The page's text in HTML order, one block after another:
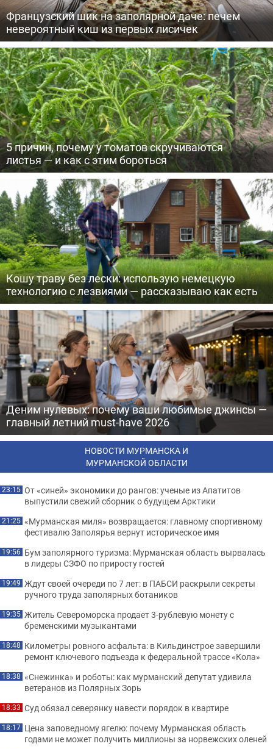
Французский шик на заполярной даче: печем
невероятный киш из первых лисичек
5 причин, почему у томатов скручиваются
листья — и как с этим бороться
Кошу траву без лески: использую немецкую
технологию с лезвиями — рассказываю как есть
Деним нулевых: почему ваши любимые джинсы —
главный летний must-have 2026
НОВОСТИ МУРМАНСКА И
МУРМАНСКОЙ ОБЛАСТИ
23:15 От «синей» экономики до рангов: ученые из Апатитов
выпустили свежий сборник о будущем Арктики
21:25 «Мурманская миля» возвращается: главному спортивному
фестивалю Заполярья вернут историческое имя
19:56 Бум заполярного туризма: Мурманская область вырвалась
в лидеры СЗФО по приросту гостей
19:49 Ждут своей очереди по 7 лет: в ПАБСИ раскрыли секреты
ручного труда заполярных ботаников
19:35 Житель Североморска продает 3-рублевую монету с
бременскими музыкантами
18:48 Километры ровного асфальта: в Кильдинстрое завершили
ремонт ключевого подъезда к федеральной трассе «Кола»
18:38 «Снежинка» и роботы: как мурманский депутат удивила
ветеранов из Полярных Зорь
18:33 Суд обязал северянку навести порядок в квартире
18:17 Цена заповедному ягелю: почему Мурманская область
годами не может получить миллионы за норвежских оленей